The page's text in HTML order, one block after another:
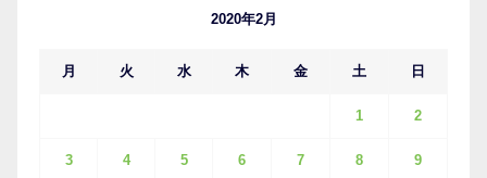
2020年2月
月 火 水 木 金 土 日
1 2
3 4 5 6 7 8 9